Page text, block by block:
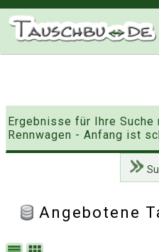
Ergebnisse für Ihre Suche
Rennwagen - Anfang ist
Angebotene